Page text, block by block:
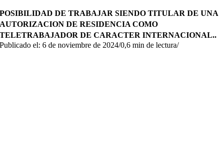
POSIBILIDAD DE TRABAJAR SIENDO TITULAR DE UNA
AUTORIZACION DE RESIDENCIA COMO
TELETRABAJADOR DE CARACTER INTERNACIONAL..
Publicado el: 6 de noviembre de 2024/0,6 min de lectura/